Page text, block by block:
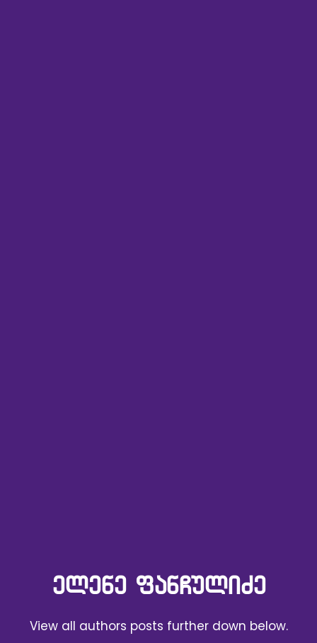
ᲔᲚᲔᲜᲔ ᲤᲐᲜᲩᲣᲚᲘᲫᲔ
View all authors posts further down below.